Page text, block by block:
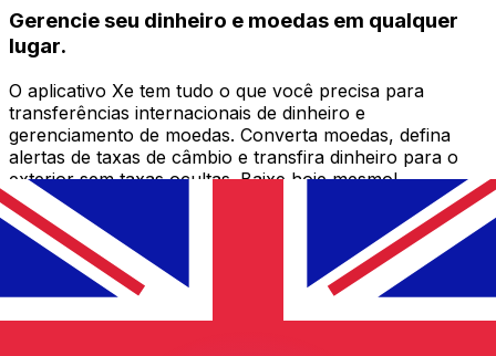
Gerencie seu dinheiro e moedas em qualquer
lugar.
O aplicativo Xe tem tudo o que você precisa para
transferências internacionais de dinheiro e
gerenciamento de moedas. Converta moedas, defina
alertas de taxas de câmbio e transfira dinheiro para o
exterior sem taxas ocultas. Baixe hoje mesmo!